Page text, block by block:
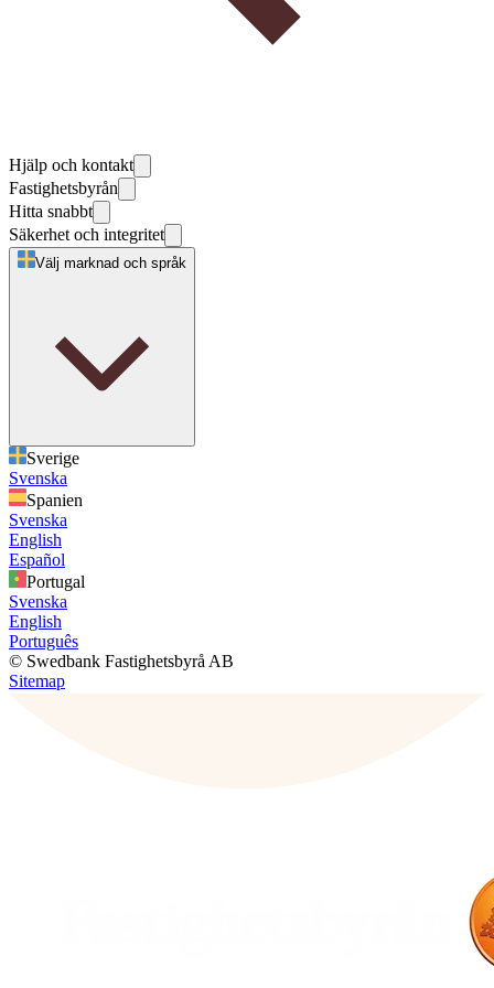
Hjälp och kontakt
Fastighetsbyrån
Hitta snabbt
Säkerhet och integritet
Välj marknad och språk
Sverige
Svenska
Spanien
Svenska
English
Español
Portugal
Svenska
English
Português
© Swedbank Fastighetsbyrå AB
Sitemap